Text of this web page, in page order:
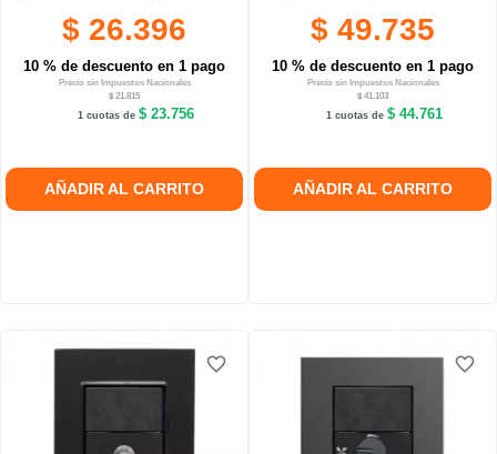
$ 26.396
10 % de descuento en 1 pago
Precio sin Impuestos Nacionales
$ 21.815
1 cuotas de$ 23.756
AÑADIR AL CARRITO
$ 49.735
10 % de descuento en 1 pago
Precio sin Impuestos Nacionales
$ 41.103
1 cuotas de$ 44.761
AÑADIR AL CARRITO
favorite_border
favorite_border
favorite_border favorite_border
favorite_border
favorite_border